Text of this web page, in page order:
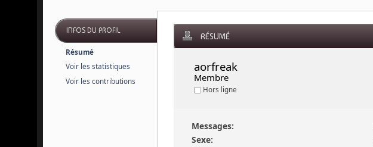
INFOS DU PROFIL
Résumé
Voir les statistiques
Voir les contributions
RÉSUMÉ
aorfreak
Membre
Hors ligne
Messages:
Sexe: